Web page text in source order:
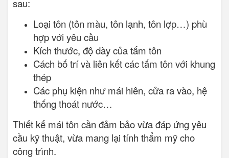
sau:
Loại tôn (tôn màu, tôn lạnh, tôn lợp…) phù
hợp với yêu cầu
Kích thước, độ dày của tấm tôn
Cách bố trí và liên kết các tấm tôn với khung
thép
Các phụ kiện như mái hiên, cửa ra vào, hệ
thống thoát nước…
Thiết kế mái tôn cần đảm bảo vừa đáp ứng yêu
cầu kỹ thuật, vừa mang lại tính thẩm mỹ cho
công trình.